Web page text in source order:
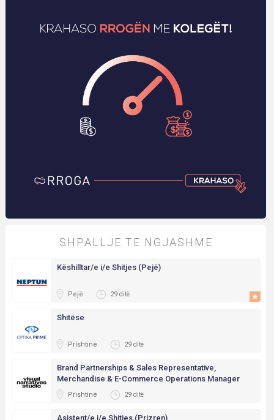
SHPALLJE TE NGJASHME
Këshilltar/e i/e Shitjes (Pejë)
Pejë 29 ditë
Shitëse
Prishtinë 29 ditë
Brand Partnerships & Sales Representative,
Merchandise & E-Commerce Operations Manager
Prishtinë 29 ditë
Asistent/e i/e Shitjes (Prizren)